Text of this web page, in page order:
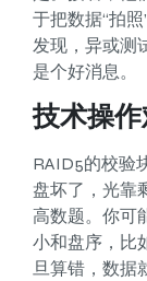
于把数据“拍
发现，异或测
是个好消息。
技术操
RAID5的校验
盘坏了，光靠
高数题。你可
小和盘序，比
旦算错，数据